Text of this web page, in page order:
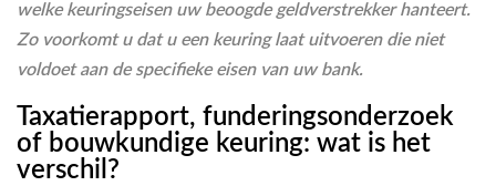
welke keuringseisen uw beoogde geldverstrekker hanteert.
Zo voorkomt u dat u een keuring laat uitvoeren die niet
voldoet aan de specifieke eisen van uw bank.
Taxatierapport, funderingsonderzoek
of bouwkundige keuring: wat is het
verschil?